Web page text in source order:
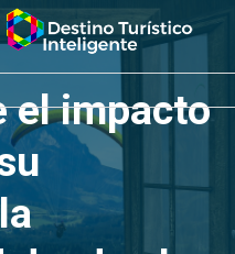
el impacto